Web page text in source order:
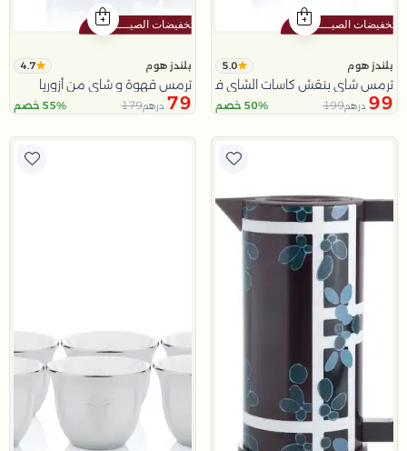
بلندز هوم 5.0
ترمس شاي بنقش كاسات الشاي فضي من تيلا
99 درهم199 50% خصم
بلندز هوم 4.7
ترمس قهوة و شاي من أزوريا
79 درهم179 55% خصم